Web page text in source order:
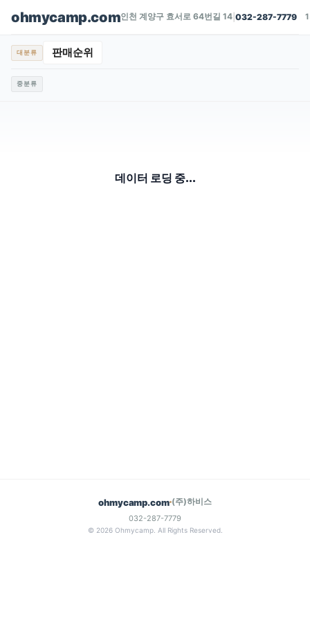
ohmycamp.com인천 계양구 효서로 64번길 14 |032-287-7779
대분류 판매순위
중분류
데이터 로딩 중...
ohmycamp.com (주)하비스
032-287-7779
© 2026 Ohmycamp. All Rights Reserved.